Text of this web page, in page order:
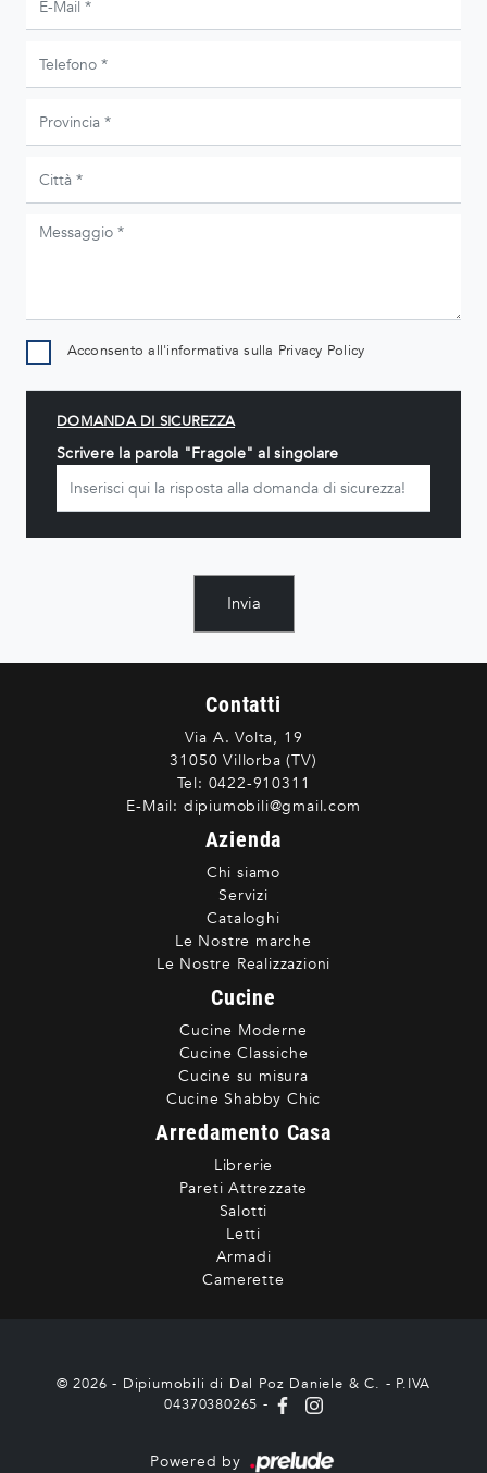
Acconsento all'informativa sulla Privacy Policy
DOMANDA DI SICUREZZA
Scrivere la parola "Fragole" al singolare
Invia
Contatti
Via A. Volta, 19
31050 Villorba (TV)
Tel: 0422-910311
E-Mail: dipiumobili@gmail.com
Azienda
Chi siamo
Servizi
Cataloghi
Le Nostre marche
Le Nostre Realizzazioni
Cucine
Cucine Moderne
Cucine Classiche
Cucine su misura
Cucine Shabby Chic
Arredamento Casa
Librerie
Pareti Attrezzate
Salotti
Letti
Armadi
Camerette
© 2026 - Dipiumobili di Dal Poz Daniele & C. - P.IVA
04370380265 -
Powered by